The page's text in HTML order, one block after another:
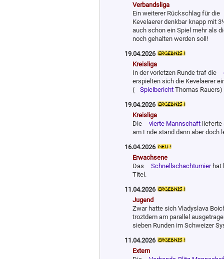
Verbandsliga
Ein weiterer Rückschlag für die
Kevelaerer denkbar knapp mit
auch schon ein Spiel mehr als
noch gehalten werden soll!
19.04.2026
Kreisliga
In der vorletzen Runde traf die
erspielten sich die Kevelaerer
(
Spielbericht Thomas Rauers)
19.04.2026
Kreisliga
Die
vierte Mannschaft
am Ende stand dann aber doch
16.04.2026
Erwachsene
Das
Schnellschachturnierhat
Titel.
11.04.2026
Jugend
Zwar hatte sich Vladyslava
troztdem am parallel
sieben Runden im Schweizer
11.04.2026
Extern